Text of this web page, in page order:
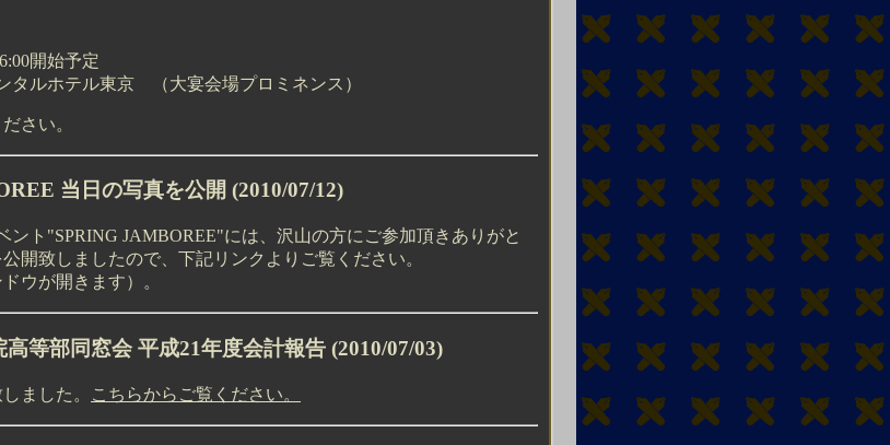
開始予定
タルホテル東京 （大宴会場プロミネンス）
さい。
当日の写真を公開 (2010/07/12)
ント"SPRING JAMBOREE"には、沢山の方にご参加頂きありがと
開致しましたので、下記リンクよりご覧ください。
ウが開きます）。
等部同窓会 平成21年度会計報告 (2010/07/03)
ました。 こちらからご覧ください。